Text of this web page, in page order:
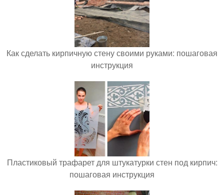
Как сделать кирпичную стену своими руками: пошаговая
инструкция
Пластиковый трафарет для штукатурки стен под кирпич:
пошаговая инструкция